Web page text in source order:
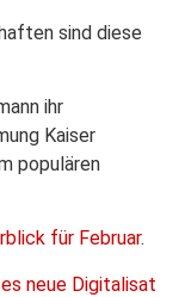
sind diese
ihr
Kaiser
populären
für Februar.
neue Digitalisat